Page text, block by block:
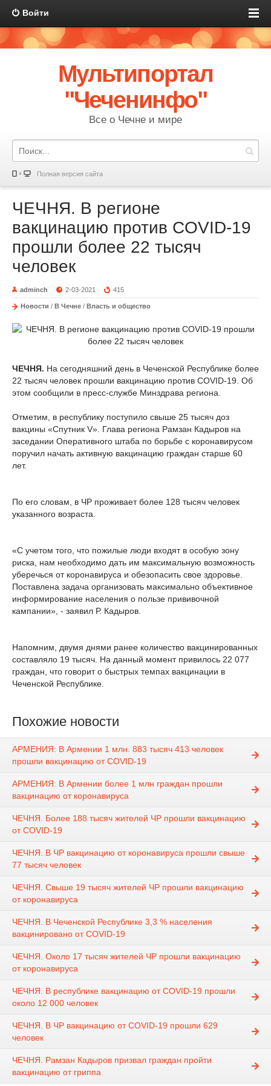
Войти
Мультипортал
"Чеченинфо"
Все о Чечне и мире
Полная версия сайта
ЧЕЧНЯ. В регионе
вакцинацию против COVID-19
прошли более 22 тысяч
человек
adminch 2-03-2021 415
Новости / В Чечне / Власть и общество
ЧЕЧНЯ. На сегодняшний день в Чеченской Республике более
22 тысяч человек прошли вакцинацию против COVID-19. Об
этом сообщили в пресс-службе Минздрава региона.
Отметим, в республику поступило свыше 25 тысяч доз
вакцины «Спутник V». Глава региона Рамзан Кадыров на
заседании Оперативного штаба по борьбе с коронавирусом
поручил начать активную вакцинацию граждан старше 60
лет.
По его словам, в ЧР проживает более 128 тысяч человек
указанного возраста.
«С учетом того, что пожилые люди входят в особую зону
риска, нам необходимо дать им максимальную возможность
уберечься от коронавируса и обезопасить свое здоровье.
Поставлена задача организовать максимально объективное
информирование населения о пользе прививочной
кампании», - заявил Р. Кадыров.
Напомним, двумя днями ранее количество вакцинированных
составляло 19 тысяч. На данный момент привилось 22 077
граждан, что говорит о быстрых темпах вакцинации в
Чеченской Республике.
Похожие новости
АРМЕНИЯ: В Армении 1 млн. 883 тысяч 413 человек
прошли вакцинацию от COVID-19
АРМЕНИЯ: В Армении более 1 млн граждан прошли
вакцинацию от коронавируса
ЧЕЧНЯ. Более 188 тысяч жителей ЧР прошли вакцинацию
от COVID-19
ЧЕЧНЯ. В ЧР вакцинацию от коронавируса прошли свыше
77 тысяч человек
ЧЕЧНЯ. Свыше 19 тысяч жителей ЧР прошли вакцинацию
от коронавируса
ЧЕЧНЯ. В Чеченской Республике 3,3 % населения
вакцинировано от COVID-19
ЧЕЧНЯ. Около 17 тысяч жителей ЧР прошли вакцинацию
от коронавируса
ЧЕЧНЯ. В республике вакцинацию от COVID-19 прошли
около 12 000 человек
ЧЕЧНЯ. В ЧР вакцинацию от COVID-19 прошли 629
человек
ЧЕЧНЯ. Рамзан Кадыров призвал граждан пройти
вакцинацию от гриппа